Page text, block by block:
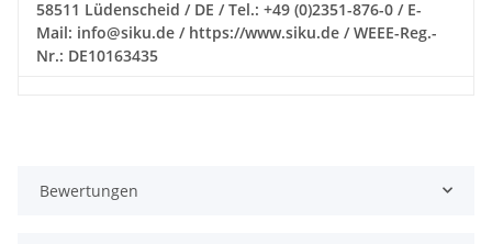
58511 Lüdenscheid / DE / Tel.: +49 (0)2351-876-0 / E-
Mail: info@siku.de / https://www.siku.de / WEEE-Reg.-
Nr.: DE10163435
Bewertungen